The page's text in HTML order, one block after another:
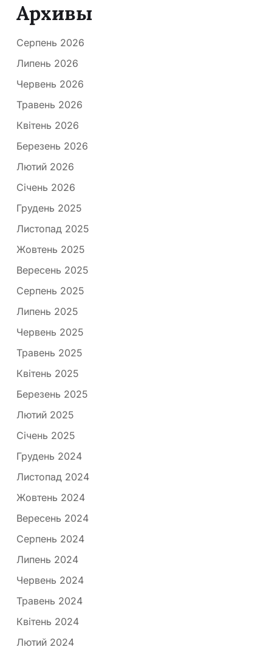
Архивы
Серпень 2026
Липень 2026
Червень 2026
Травень 2026
Квітень 2026
Березень 2026
Лютий 2026
Січень 2026
Грудень 2025
Листопад 2025
Жовтень 2025
Вересень 2025
Серпень 2025
Липень 2025
Червень 2025
Травень 2025
Квітень 2025
Березень 2025
Лютий 2025
Січень 2025
Грудень 2024
Листопад 2024
Жовтень 2024
Вересень 2024
Серпень 2024
Липень 2024
Червень 2024
Травень 2024
Квітень 2024
Лютий 2024